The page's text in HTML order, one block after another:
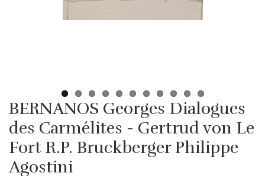
BERNANOS Georges Dialogues
des Carmélites - Gertrud von Le
Fort R.P. Bruckberger Philippe
Agostini